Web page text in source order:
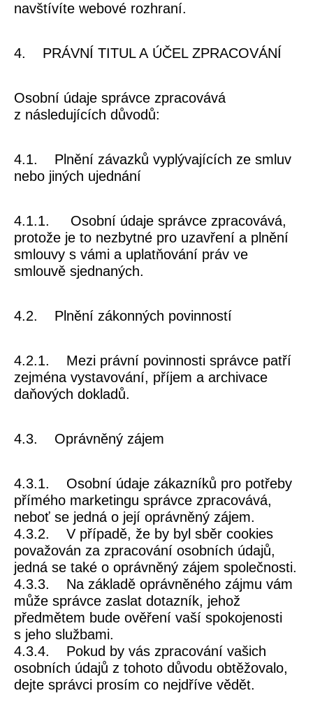
navštívíte webové rozhraní.
4. PRÁVNÍ TITUL A ÚČEL ZPRACOVÁNÍ
Osobní údaje správce zpracovává
z následujících důvodů:
4.1. Plnění závazků vyplývajících ze smluv
nebo jiných ujednání
4.1.1. Osobní údaje správce zpracovává,
protože je to nezbytné pro uzavření a plnění
smlouvy s vámi a uplatňování práv ve
smlouvě sjednaných.
4.2. Plnění zákonných povinností
4.2.1. Mezi právní povinnosti správce patří
zejména vystavování, příjem a archivace
daňových dokladů.
4.3. Oprávněný zájem
4.3.1. Osobní údaje zákazníků pro potřeby
přímého marketingu správce zpracovává,
neboť se jedná o její oprávněný zájem.
4.3.2. V případě, že by byl sběr cookies
považován za zpracování osobních údajů,
jedná se také o oprávněný zájem společnosti.
4.3.3. Na základě oprávněného zájmu vám
může správce zaslat dotazník, jehož
předmětem bude ověření vaší spokojenosti
s jeho službami.
4.3.4. Pokud by vás zpracování vašich
osobních údajů z tohoto důvodu obtěžovalo,
dejte správci prosím co nejdříve vědět.